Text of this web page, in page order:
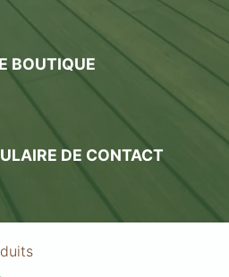
BOUTIQUE
DE CONTACT